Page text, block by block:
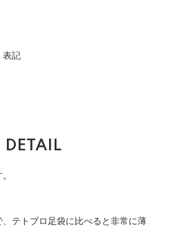
表記
DETAIL
テトブロ足袋に比べると非常に薄